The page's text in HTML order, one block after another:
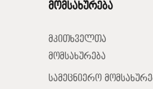
მომსახურება
მკითხველთა
მომსახურება
სამეცნიერო